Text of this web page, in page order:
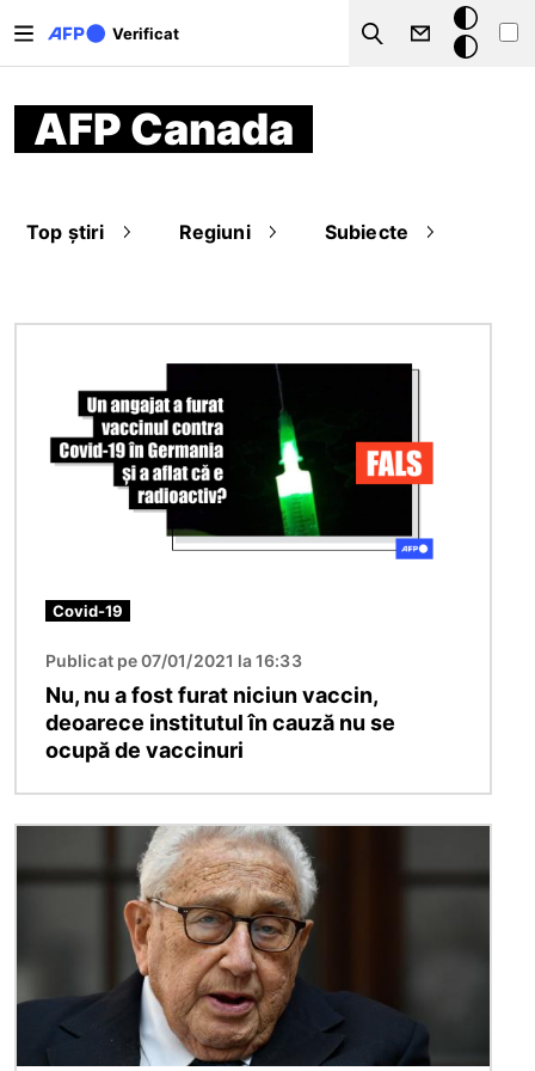
Verificat
Search
Modul
întunecat
AFP Canada
Top știri Regiuni Subiecte
Covid-19
Publicat pe 07/01/2021 la 16:33
Nu, nu a fost furat niciun vaccin,
deoarece institutul în cauză nu se
ocupă de vaccinuri